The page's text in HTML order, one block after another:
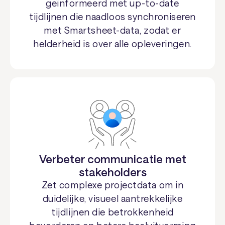
geïnformeerd met up-to-date
tijdlijnen die naadloos synchroniseren
met Smartsheet-data, zodat er
helderheid is over alle opleveringen.
Verbeter communicatie met
stakeholders
Zet complexe projectdata om in
duidelijke, visueel aantrekkelijke
tijdlijnen die betrokkenheid